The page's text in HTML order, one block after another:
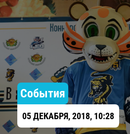
События
05 ДЕКАБРЯ, 2018, 10:28